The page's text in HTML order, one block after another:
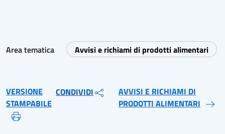
Area tematica Avvisi e richiami di prodotti alimentari
VERSIONE
STAMPABILE
CONDIVIDI
AVVISI E RICHIAMI DI
PRODOTTI ALIMENTARI